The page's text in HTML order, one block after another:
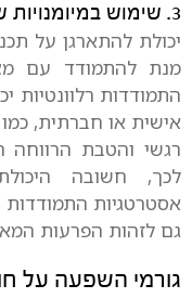
3. שימוש במיומנויות שונות תוך גמישות ולמידה
יכולת להתארגן על
מנת להתמודד עם
התמודדות רלוונטיות
אישית או חברתית, כמו
רגשי והטבת
לכך, חשובה
אסטרטגיות
גם לזהות הפרעות
גורמי השפעה על